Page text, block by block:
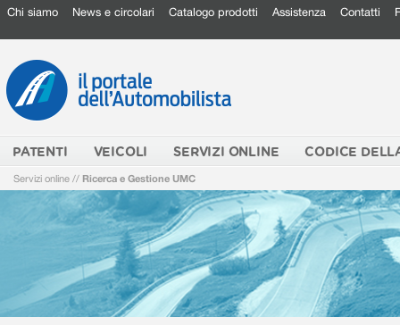
Chi siamo News e circolari Catalogo prodotti Assistenza Contatti
PATENTI VEICOLI SERVIZI ONLINE CODICE
Servizi online // Ricerca e Gestione UMC